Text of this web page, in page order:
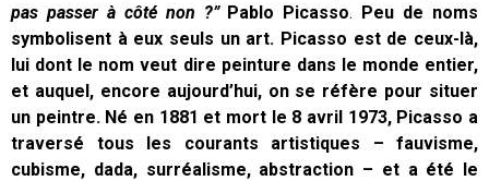
pas passer à côté non ?” Pablo Picasso. Peu de noms
symbolisent à eux seuls un art. Picasso est de ceux-là,
lui dont le nom veut dire peinture dans le monde entier,
et auquel, encore aujourd’hui, on se réfère pour situer
un peintre. Né en 1881 et mort le 8 avril 1973, Picasso a
traversé tous les courants artistiques – fauvisme,
cubisme, dada, surréalisme, abstraction – et a été le